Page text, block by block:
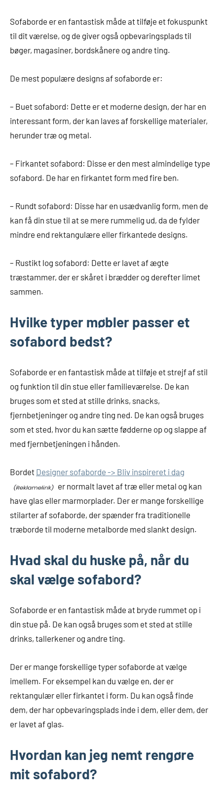
Sofaborde er en fantastisk måde at tilføje et fokuspunkt
til dit værelse, og de giver også opbevaringsplads til
bøger, magasiner, bordskånere og andre ting.
De mest populære designs af sofaborde er:
– Buet sofabord: Dette er et moderne design, der har en
interessant form, der kan laves af forskellige materialer,
herunder træ og metal.
– Firkantet sofabord: Disse er den mest almindelige type
sofabord. De har en firkantet form med fire ben.
– Rundt sofabord: Disse har en usædvanlig form, men de
kan få din stue til at se mere rummelig ud, da de fylder
mindre end rektangulære eller firkantede designs.
– Rustikt log sofabord: Dette er lavet af ægte
træstammer, der er skåret i brædder og derefter limet
sammen.
Hvilke typer møbler passer et
sofabord bedst?
Sofaborde er en fantastisk måde at tilføje et strejf af stil
og funktion til din stue eller familieværelse. De kan
bruges som et sted at stille drinks, snacks,
fjernbetjeninger og andre ting ned. De kan også bruges
som et sted, hvor du kan sætte fødderne op og slappe af
med fjernbetjeningen i hånden.
Bordet Designer sofaborde -> Bliv inspireret i dag
er normalt lavet af træ eller metal og kan
have glas eller marmorplader. Der er mange forskellige
stilarter af sofaborde, der spænder fra traditionelle
træborde til moderne metalborde med slankt design.
Hvad skal du huske på, når du
skal vælge sofabord?
Sofaborde er en fantastisk måde at bryde rummet op i
din stue på. De kan også bruges som et sted at stille
drinks, tallerkener og andre ting.
Der er mange forskellige typer sofaborde at vælge
imellem. For eksempel kan du vælge en, der er
rektangulær eller firkantet i form. Du kan også finde
dem, der har opbevaringsplads inde i dem, eller dem, der
er lavet af glas.
Hvordan kan jeg nemt rengøre
mit sofabord?